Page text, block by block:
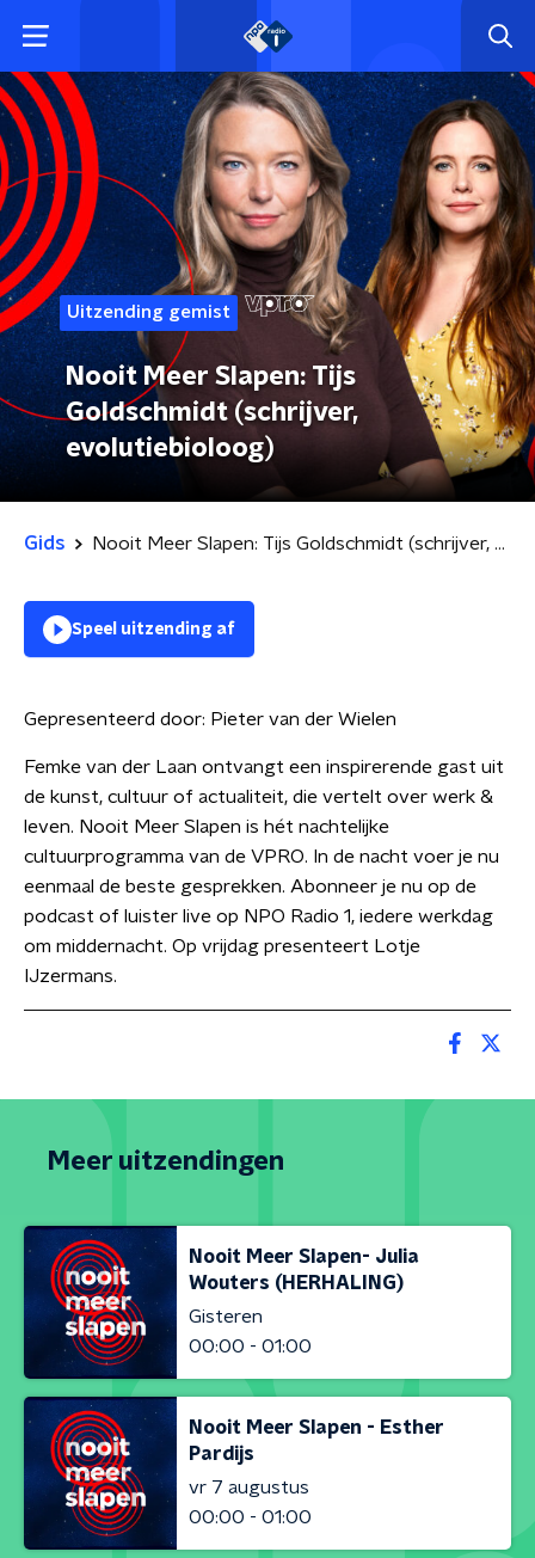
Uitzending gemist
Nooit Meer Slapen: Tijs
Goldschmidt (schrijver,
evolutiebioloog)
Gids Nooit Meer Slapen: Tijs Goldschmidt (schrijver, evolutiebioloog)
Speel uitzending af
Gepresenteerd door: Pieter van der Wielen
Femke van der Laan ontvangt een inspirerende gast uit
de kunst, cultuur of actualiteit, die vertelt over werk &
leven. Nooit Meer Slapen is hét nachtelijke
cultuurprogramma van de VPRO. In de nacht voer je nu
eenmaal de beste gesprekken. Abonneer je nu op de
podcast of luister live op NPO Radio 1, iedere werkdag
om middernacht. Op vrijdag presenteert Lotje
IJzermans.
Meer uitzendingen
Nooit Meer Slapen- Julia
Wouters (HERHALING)
Gisteren
00:00 - 01:00
Nooit Meer Slapen - Esther
Pardijs
vr 7 augustus
00:00 - 01:00